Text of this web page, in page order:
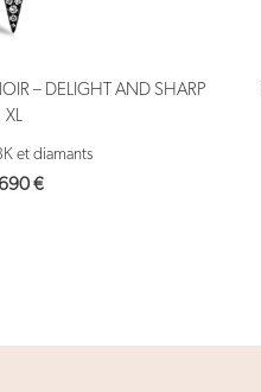
– DELIGHT AND SHARP
XL
et diamants
€